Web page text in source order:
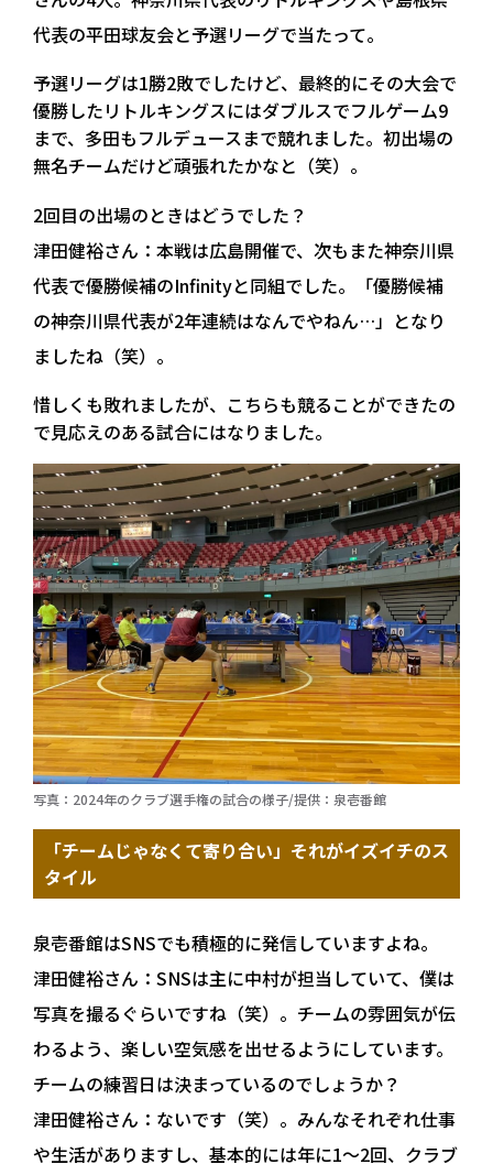
代表の平田球友会と予選リーグで当たって。
予選リーグは1勝2敗でしたけど、最終的にその大会で
優勝したリトルキングスにはダブルスでフルゲーム9
まで、多田もフルデュースまで競れました。初出場の
無名チームだけど頑張れたかなと（笑）。
2回目の出場のときはどうでした？
津田健裕さん： 本戦は広島開催で、次もまた神奈川県
代表で優勝候補のInfinityと同組でした。「優勝候補
の神奈川県代表が2年連続はなんでやねん…」となり
ましたね（笑）。
惜しくも敗れましたが、こちらも競ることができたの
で見応えのある試合にはなりました。
写真：2024年のクラブ選手権の試合の様子/提供：泉壱番館
「チームじゃなくて寄り合い」それがイズイチのス
タイル
泉壱番館はSNSでも積極的に発信していますよね。
津田健裕さん： SNSは主に中村が担当していて、僕は
写真を撮るぐらいですね（笑）。チームの雰囲気が伝
わるよう、楽しい空気感を出せるようにしています。
チームの練習日は決まっているのでしょうか？
津田健裕さん： ないです（笑）。みんなそれぞれ仕事
や生活がありますし、基本的には年に1〜2回、クラブ